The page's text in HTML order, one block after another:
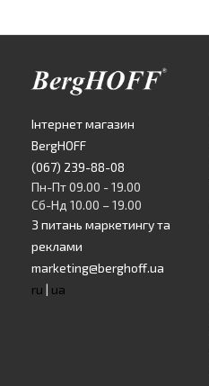
Інтернет магазин
BergHOFF
(067) 239-88-08
Пн-Пт 09.00 - 19.00
Сб-Нд 10.00 – 19.00
З питань маркетингу та
реклами
marketing@berghoff.ua
ru | ua